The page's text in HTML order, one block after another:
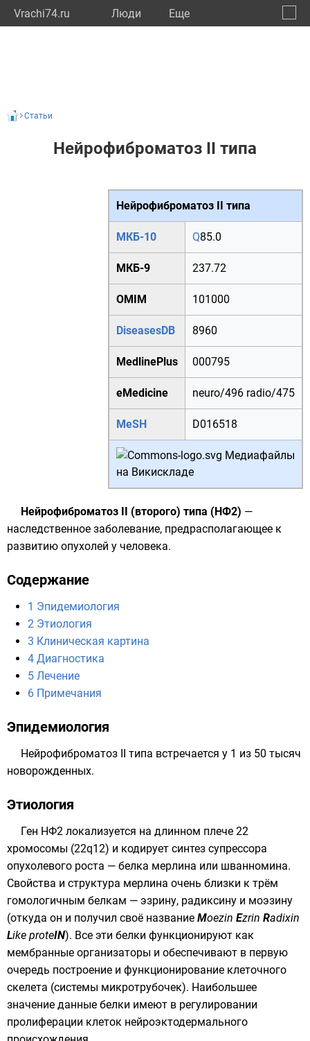
Vrachi74.ru Люди Eще
Статьи
Нейрофиброматоз II типа
Нейрофиброматоз II типа
МКБ-10 Q85.0
МКБ-9 237.72
OMIM 101000
DiseasesDB 8960
MedlinePlus 000795
eMedicine neuro/496 radio/475
MeSH D016518
Медиафайлы
на Викискладе
Нейрофиброматоз II (второго) типа (НФ2) —
наследственное заболевание, предрасполагающее к
развитию опухолей у человека.
Содержание
1 Эпидемиология
2 Этиология
3 Клиническая картина
4 Диагностика
5 Лечение
6 Примечания
Эпидемиология
Нейрофиброматоз II типа встречается у 1 из 50 тысяч
новорожденных.
Этиология
Ген НФ2 локализуется на длинном плече 22
хромосомы (22q12) и кодирует синтез супрессора
опухолевого роста — белка мерлина или шванномина.
Свойства и структура мерлина очень близки к трём
гомологичным белкам — эзрину, радиксину и моэзину
(откуда он и получил своё название Moezin Ezrin Radixin
Like proteIN). Все эти белки функционируют как
мембранные организаторы и обеспечивают в первую
очередь построение и функционирование клеточного
скелета (системы микротрубочек). Наибольшее
значение данные белки имеют в регулировании
пролиферации клеток нейроэктодермального